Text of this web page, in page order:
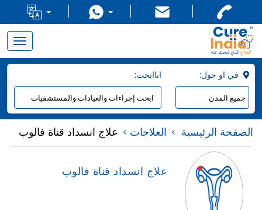
Toggle
navigation
:اناابحث
الصفحة الرئيسية العلاجات علاج انسداد قناة فالوب
علاج انسداد قناة فالوب